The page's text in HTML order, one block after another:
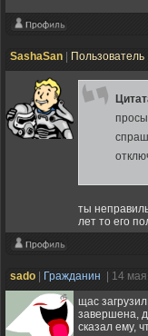
SashaSan Пользователь
ты
лет то его
sado Гражданин
| 14
щас
завершена,
сказал ему,